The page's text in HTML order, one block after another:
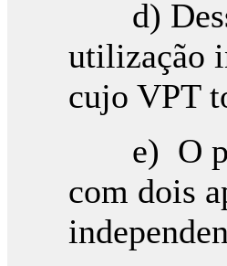
d)
utilização
cujo VPT
e) O
com dois